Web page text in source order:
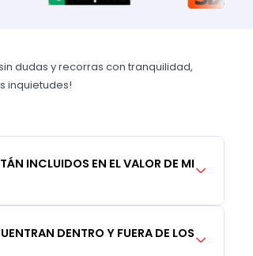
dudas y recorras con tranquilidad,
inquietudes!
INCLUIDOS EN EL VALOR DE MI
DENTRO Y FUERA DE LOS